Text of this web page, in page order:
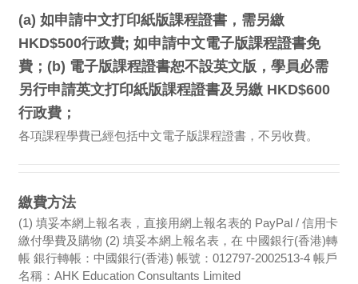
(a) 如申請中文打印紙版課程證書，需另繳
HKD$500行政費; 如申請中文電子版課程證書免
費；(b) 電子版課程證書恕不設英文版，學員必需
另行申請英文打印紙版課程證書及另繳 HKD$600
行政費；
各項課程學費已經包括中文電子版課程證書，不另收費。
繳費方法
(1) 填妥本網上報名表，直接用網上報名表的 PayPal / 信用卡
繳付學費及購物 (2) 填妥本網上報名表，在 中國銀行(香港)轉
帳 銀行轉帳：中國銀行(香港) 帳號：012797-2002513-4 帳戶
名稱：AHK Education Consultants Limited